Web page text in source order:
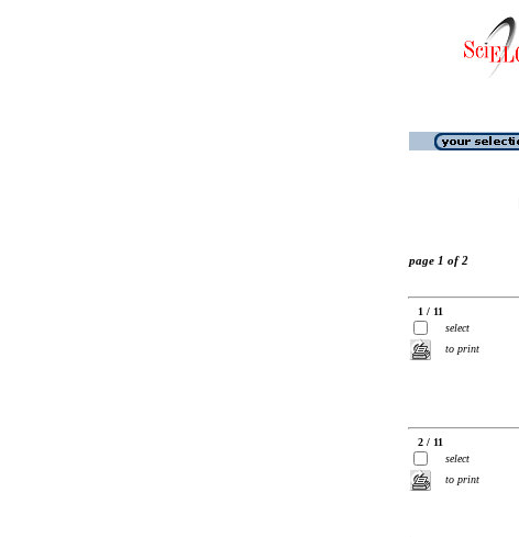
page 1 of 2
1 / 11
select
to print
2 / 11
select
to print